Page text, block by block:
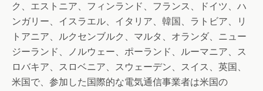
ク、エストニア、フィンランド、フランス、ドイツ、ハ
ンガリー、イスラエル、イタリア、韓国、ラトビア、リ
トアニア、ルクセンブルク、マルタ、オランダ、ニュー
ジーランド、ノルウェー、ポーランド、ルーマニア、ス
ロバキア、スロベニア、スウェーデン、スイス、英国、
米国で、参加した国際的な電気通信事業者は米国の